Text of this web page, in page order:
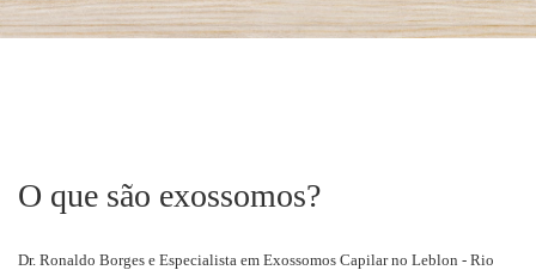
O que são exossomos?
Dr. Ronaldo Borges e Especialista em Exossomos Capilar no Leblon - Rio